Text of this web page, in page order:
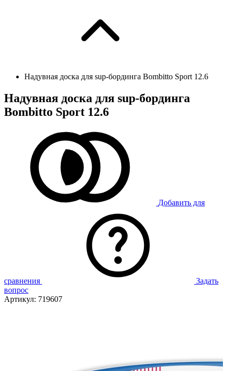
Надувная доска для sup-бординга Bombitto Sport 12.6
Надувная доска для sup-бординга
Bombitto Sport 12.6
Добавить для
сравнения
Задать
вопрос
Артикул: 719607